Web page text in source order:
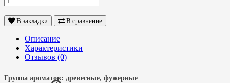
В закладки В сравнение
Описание
Характеристики
Отзывов (0)
Группа ароматов: древесные, фужерные